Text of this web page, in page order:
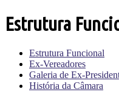
Estrutura
Estrutura Funcional
Ex-Vereadores
Galeria de Ex-
História da Câmara